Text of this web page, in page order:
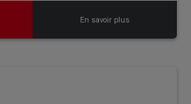
En savoir plus